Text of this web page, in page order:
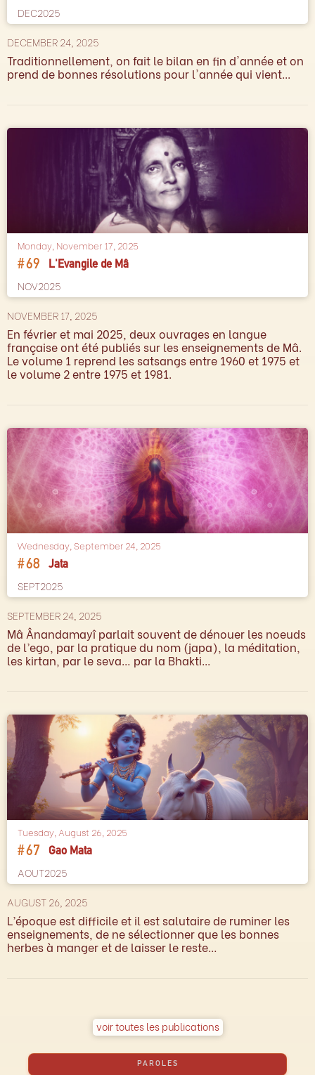
DEC2025
DECEMBER 24, 2025
Traditionnellement, on fait le bilan en fin d'année et on
prend de bonnes résolutions pour l'année qui vient...
Monday, November 17, 2025
#69 L'Evangile de Mâ
NOV2025
NOVEMBER 17, 2025
En février et mai 2025, deux ouvrages en langue
française ont été publiés sur les enseignements de Mâ.
Le volume 1 reprend les satsangs entre 1960 et 1975 et
le volume 2 entre 1975 et 1981.
Wednesday, September 24, 2025
#68 Jata
SEPT2025
SEPTEMBER 24, 2025
Mâ Ânandamayî parlait souvent de dénouer les noeuds
de l’ego, par la pratique du nom (japa), la méditation,
les kirtan, par le seva… par la Bhakti...
Tuesday, August 26, 2025
#67 Gao Mata
AOUT2025
AUGUST 26, 2025
L’époque est difficile et il est salutaire de ruminer les
enseignements, de ne sélectionner que les bonnes
herbes à manger et de laisser le reste…
voir toutes les publications
PAROLES